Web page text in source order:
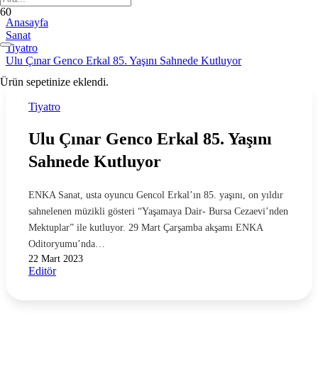
Ürün sepetinize eklendi.
Anasayfa
Sanat
Tiyatro
Ulu Çınar Genco Erkal 85. Yaşını Sahnede Kutluyor
Tiyatro
Ulu Çınar Genco Erkal 85. Yaşını
Sahnede Kutluyor
ENKA Sanat, usta oyuncu Gencol Erkal’ın 85. yaşını, on yıldır
sahnelenen müzikli gösteri “Yaşamaya Dair- Bursa Cezaevi’nden
Mektuplar” ile kutluyor. 29 Mart Çarşamba akşamı ENKA
Oditoryumu’nda…
22 Mart 2023
Editör